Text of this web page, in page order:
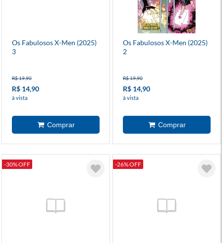
Os Fabulosos X-Men (2025)
3
R$ 19,90
R$ 14,90
à vista
Os Fabulosos X-Men (2025)
2
R$ 19,90
R$ 14,90
à vista
-30% OFF -26% OFF